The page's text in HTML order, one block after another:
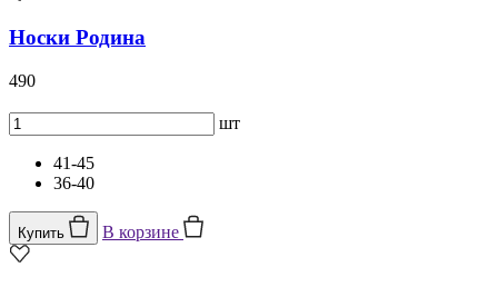
Носки Родина
490
шт
41-45
36-40
Купить В корзине